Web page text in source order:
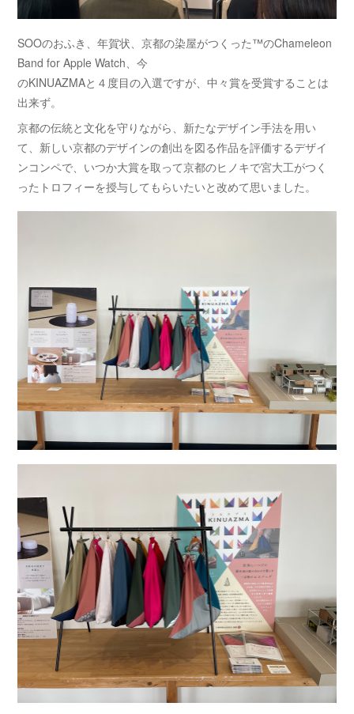
SOOのおふき、年賀状、京都の染屋がつくった™のChameleon
Band for Apple Watch、今
のKINUAZMAと４度目の入選ですが、中々賞を受賞することは
出来ず。
京都の伝統と文化を守りながら、新たなデザイン手法を用い
て、新しい京都のデザインの創出を図る作品を評価するデザイ
ンコンペで、いつか大賞を取って京都のヒノキで宮大工がつく
ったトロフィーを授与してもらいたいと改めて思いました。